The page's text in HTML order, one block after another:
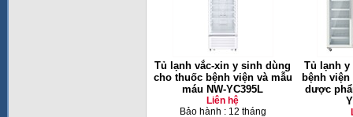
Tủ lạnh vắc-xin y sinh dùng
cho thuốc bệnh viện và mẫu
máu NW-YC395L
Liên hệ
Bảo hành : 12 tháng
Tủ lạnh y
bệnh
dược